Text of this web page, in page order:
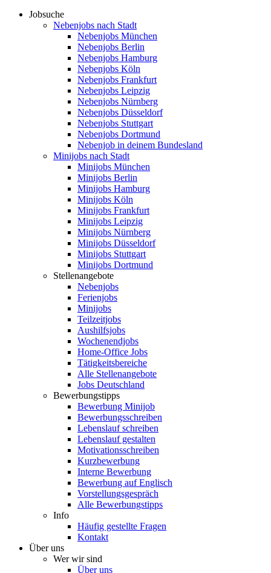
Jobsuche
Nebenjobs nach Stadt
Nebenjobs München
Nebenjobs Berlin
Nebenjobs Hamburg
Nebenjobs Köln
Nebenjobs Frankfurt
Nebenjobs Leipzig
Nebenjobs Nürnberg
Nebenjobs Düsseldorf
Nebenjobs Stuttgart
Nebenjobs Dortmund
Nebenjob in deinem Bundesland
Minijobs nach Stadt
Minijobs München
Minijobs Berlin
Minijobs Hamburg
Minijobs Köln
Minijobs Frankfurt
Minijobs Leipzig
Minijobs Nürnberg
Minijobs Düsseldorf
Minijobs Stuttgart
Minijobs Dortmund
Stellenangebote
Nebenjobs
Ferienjobs
Minijobs
Teilzeitjobs
Aushilfsjobs
Wochenendjobs
Home-Office Jobs
Tätigkeitsbereiche
Alle Stellenangebote
Jobs Deutschland
Bewerbungstipps
Bewerbung Minijob
Bewerbungsschreiben
Lebenslauf schreiben
Lebenslauf gestalten
Motivationsschreiben
Kurzbewerbung
Interne Bewerbung
Bewerbung auf Englisch
Vorstellungsgespräch
Alle Bewerbungstipps
Info
Häufig gestellte Fragen
Kontakt
Über uns
Wer wir sind
Über uns